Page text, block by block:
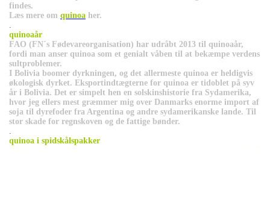
findes.
Læs mere om quinoa her.
.
quinoaår
FAO (FN´s Fødevareorganisation) har udråbt 2013 til quinoaår,
fordi man anser quinoa som et genialt våben til at bekæmpe verdens
sultproblemer.
I Bolivia boomer dyrkningen, og det allermeste quinoa er heldigvis
økologisk dyrket. Eksportindtægterne for quinoa er tidoblet på syv
år i Bolivia. Det er simpelt hen en solskinshistorie fra Sydamerika,
hvor jeg ellers mest græmmer mig over Danmarks enorme import af
soja til dyrefoder fra Argentina og andre sydamerikanske lande. Til
stor skade for regnskoven og de fattige bønder.
.
quinoa i spidskålspakker